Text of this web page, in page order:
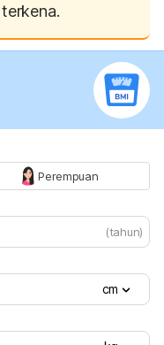
Perempuan
(tahun)
cm